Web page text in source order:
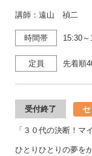
講師：遠山 禎二
時間帯 15:30
定員 先着順
受付終了
「３０代の決断！マ
ひとりひとりの夢を